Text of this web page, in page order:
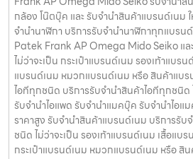
กล้อง โน๊ตบุ๊ค และ รับจำนำสินค้าแบรนด์เนม
จำนำนาฬิกา บริการรับจำนำนาฬิกาทุกแบรนด์
Patek Frank AP Omega Mido Seiko แล
ไม่ว่าจะเป็น กระเป๋าแบรนด์เนม รองเท้าแบร
แบรนด์เนม หมวกแบรนด์เนม หรือ สินค้าแบ
ไอทีทุกชนิด บริการรับจำนำสินค้าไอทีทุกชนิด
รับจำนำไอแพด รับจำนำแมคบุ๊ค รับจำนำไอแ
ราคาสูง รับจำนำสินค้าแบรนด์เนม บริการรั
ชนิด ไม่ว่าจะเป็น รองเท้าแบรนด์เนม เสื้อแบ
กระเป๋าแบรนด์เนม หมวกแบรนด์เนม หรือ สิ